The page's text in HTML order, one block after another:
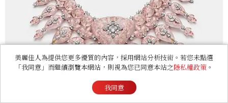
美麗佳人為提供您更多優質的內容，採用網站分析技術。若您未點選
「我同意」而繼續瀏覽本網站，則視為您已同意本站之隱私權政策 。
我同意